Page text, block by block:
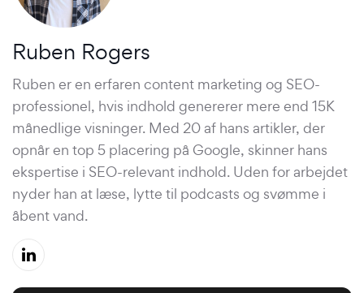
Ruben Rogers
Ruben er en erfaren content marketing og SEO-
professionel, hvis indhold genererer mere end 15K
månedlige visninger. Med 20 af hans artikler, der
opnår en top 5 placering på Google, skinner hans
ekspertise i SEO-relevant indhold. Uden for arbejdet
nyder han at læse, lytte til podcasts og svømme i
åbent vand.